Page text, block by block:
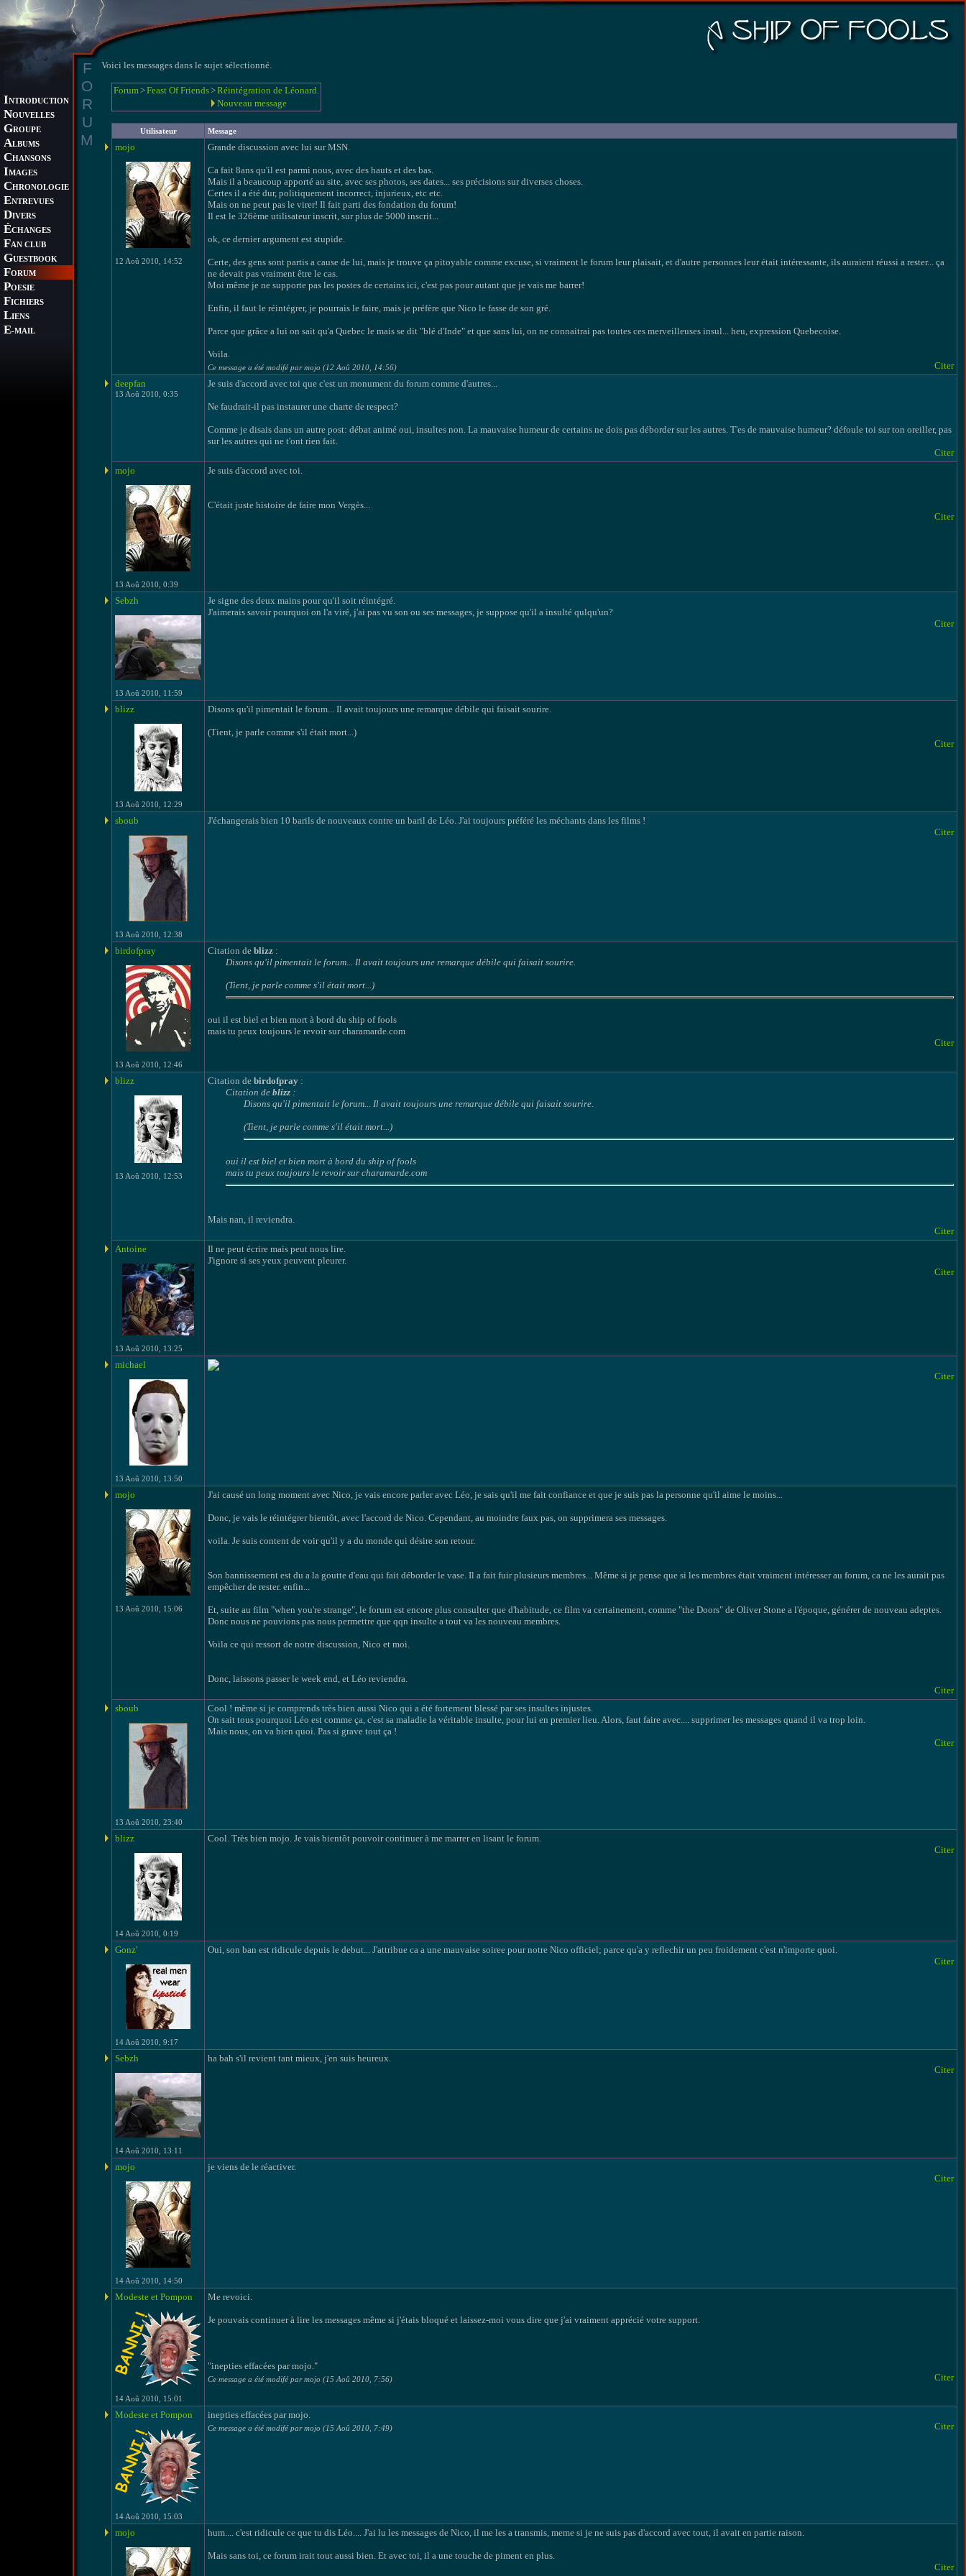
INTRODUCTION
NOUVELLES
GROUPE
ALBUMS
CHANSONS
IMAGES
CHRONOLOGIE
ENTREVUES
DIVERS
ÉCHANGES
FAN CLUB
GUESTBOOK
FORUM
POESIE
FICHIERS
LIENS
E-MAIL
F
O
R
U
M
Voici les messages dans le sujet sélectionné.
Forum>Feast Of Friends>Réintégration de Léonard.
Nouveau message
Utilisateur Message
mojo
12 Aoû 2010, 14:52
Grande discussion avec lui sur MSN.
Ca fait 8ans qu'il est parmi nous, avec des hauts et des bas.
Mais il a beaucoup apporté au site, avec ses photos, ses dates... ses précisions sur diverses choses.
Certes il a été dur, politiquement incorrect, injurieux, etc etc.
Mais on ne peut pas le virer! Il fait parti des fondation du forum!
Il est le 326ème utilisateur inscrit, sur plus de 5000 inscrit...
ok, ce dernier argument est stupide.
Certe, des gens sont partis a cause de lui, mais je trouve ça pitoyable comme excuse, si vraiment le forum leur plaisait, et d'autre personnes leur était intéressante, ils auraient réussi a rester... ça
ne devait pas vraiment être le cas.
Moi même je ne supporte pas les postes de certains ici, c'est pas pour autant que je vais me barrer!
Enfin, il faut le réintégrer, je pourrais le faire, mais je préfère que Nico le fasse de son gré.
Parce que grâce a lui on sait qu'a Quebec le mais se dit "blé d'Inde" et que sans lui, on ne connaitrai pas toutes ces merveilleuses insul... heu, expression Quebecoise.
Voila.
Ce message a été modifé par mojo (12 Aoû 2010, 14:56)
Citer
deepfan
13 Aoû 2010, 0:35
Je suis d'accord avec toi que c'est un monument du forum comme d'autres...
Ne faudrait-il pas instaurer une charte de respect?
Comme je disais dans un autre post: débat animé oui, insultes non. La mauvaise humeur de certains ne dois pas déborder sur les autres. T'es de mauvaise humeur? défoule toi sur ton oreiller, pas
sur les autres qui ne t'ont rien fait.
Citer
mojo
13 Aoû 2010, 0:39
Je suis d'accord avec toi.
C'était juste histoire de faire mon Vergès...
Citer
Sebzh
13 Aoû 2010, 11:59
Je signe des deux mains pour qu'il soit réintégré.
J'aimerais savoir pourquoi on l'a viré, j'ai pas vu son ou ses messages, je suppose qu'il a insulté qulqu'un?
Citer
blizz
13 Aoû 2010, 12:29
Disons qu'il pimentait le forum... Il avait toujours une remarque débile qui faisait sourire.
(Tient, je parle comme s'il était mort...)
Citer
sboub
13 Aoû 2010, 12:38
J'échangerais bien 10 barils de nouveaux contre un baril de Léo. J'ai toujours préféré les méchants dans les films !
Citer
birdofpray
13 Aoû 2010, 12:46
Citation de blizz :
Disons qu'il pimentait le forum... Il avait toujours une remarque débile qui faisait sourire.
(Tient, je parle comme s'il était mort...)
oui il est biel et bien mort à bord du ship of fools
mais tu peux toujours le revoir sur charamarde.com
Citer
blizz
13 Aoû 2010, 12:53
Citation de birdofpray :
Citation de blizz :
Disons qu'il pimentait le forum... Il avait toujours une remarque débile qui faisait sourire.
(Tient, je parle comme s'il était mort...)
oui il est biel et bien mort à bord du ship of fools
mais tu peux toujours le revoir sur charamarde.com
Mais nan, il reviendra.
Citer
Antoine
13 Aoû 2010, 13:25
Il ne peut écrire mais peut nous lire.
J'ignore si ses yeux peuvent pleurer.
Citer
michael
13 Aoû 2010, 13:50
Citer
mojo
13 Aoû 2010, 15:06
J'ai causé un long moment avec Nico, je vais encore parler avec Léo, je sais qu'il me fait confiance et que je suis pas la personne qu'il aime le moins...
Donc, je vais le réintégrer bientôt, avec l'accord de Nico. Cependant, au moindre faux pas, on supprimera ses messages.
voila. Je suis content de voir qu'il y a du monde qui désire son retour.
Son bannissement est du a la goutte d'eau qui fait déborder le vase. Il a fait fuir plusieurs membres... Même si je pense que si les membres était vraiment intéresser au forum, ca ne les aurait pas
empêcher de rester. enfin...
Et, suite au film "when you're strange", le forum est encore plus consulter que d'habitude, ce film va certainement, comme "the Doors" de Oliver Stone a l'époque, générer de nouveau adeptes.
Donc nous ne pouvions pas nous permettre que qqn insulte a tout va les nouveau membres.
Voila ce qui ressort de notre discussion, Nico et moi.
Donc, laissons passer le week end, et Léo reviendra.
Citer
sboub
13 Aoû 2010, 23:40
Cool ! même si je comprends très bien aussi Nico qui a été fortement blessé par ses insultes injustes.
On sait tous pourquoi Léo est comme ça, c'est sa maladie la véritable insulte, pour lui en premier lieu. Alors, faut faire avec.... supprimer les messages quand il va trop loin.
Mais nous, on va bien quoi. Pas si grave tout ça !
Citer
blizz
14 Aoû 2010, 0:19
Cool. Très bien mojo. Je vais bientôt pouvoir continuer à me marrer en lisant le forum.
Citer
Gonz'
14 Aoû 2010, 9:17
Oui, son ban est ridicule depuis le debut... J'attribue ca a une mauvaise soiree pour notre Nico officiel; parce qu'a y reflechir un peu froidement c'est n'importe quoi.
Citer
Sebzh
14 Aoû 2010, 13:11
ha bah s'il revient tant mieux, j'en suis heureux.
Citer
mojo
14 Aoû 2010, 14:50
je viens de le réactiver.
Citer
Modeste et Pompon
14 Aoû 2010, 15:01
Me revoici.
Je pouvais continuer à lire les messages même si j'étais bloqué et laissez-moi vous dire que j'ai vraiment apprécié votre support.
"inepties effacées par mojo."
Ce message a été modifé par mojo (15 Aoû 2010, 7:56) Citer
Modeste et Pompon
14 Aoû 2010, 15:03
inepties effacées par mojo.
Ce message a été modifé par mojo (15 Aoû 2010, 7:49) Citer
mojo hum.... c'est ridicule ce que tu dis Léo.... J'ai lu les messages de Nico, il me les a transmis, meme si je ne suis pas d'accord avec tout, il avait en partie raison.
Mais sans toi, ce forum irait tout aussi bien. Et avec toi, il a une touche de piment en plus.
Citer